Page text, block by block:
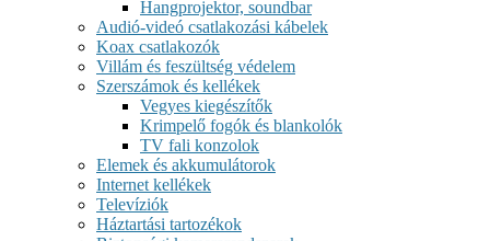
Hangprojektor, soundbar
Audió-videó csatlakozási kábelek
Koax csatlakozók
Villám és feszültség védelem
Szerszámok és kellékek
Vegyes kiegészítők
Krimpelő fogók és blankolók
TV fali konzolok
Elemek és akkumulátorok
Internet kellékek
Televíziók
Háztartási tartozékok